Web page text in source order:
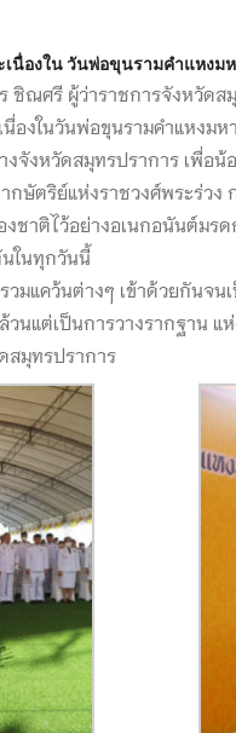
เนื่องใน วันพ่อขุนรามคำแห
รี ผู้ว่าราชการจังหวัดสมุ
องในวันพ่อขุนรามคำแหง
งหวัดสมุทรปราการ เพื่อ
แห่งราชวงศ์พระร่วง กรุ
ชาติไว้อย่างอเนกอนันต์ม
ในทุกวันนี้
นต่างๆ เข้าด้วยกันจนเ
นแต่เป็นการวางรากฐาน
สมุทรปราการ